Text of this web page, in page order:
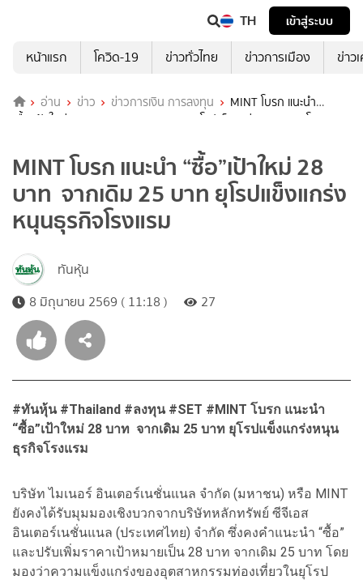
TH
เข้าสู่ระบบ
หน้าแรก
โควิด-19 ข่าวทั่วไทย ข่าวการเมือง ข่าว
อ่าน ข่าว ข่าวการเงิน การลงทุน
MINT โบรก แนะนำ
“ซื้อ”เป้าใหม่ 28 บาท จากเดิม 25 บาท ยุโรปแข็งแกร่งหนุนธุรกิจโรงแรม
MINT โบรก แนะนำ “ซื้อ”เป้าใหม่ 28
บาท จากเดิม 25 บาท ยุโรปแข็งแกร่ง
หนุนธุรกิจโรงแรม
ทันหุ้น
8 มิถุนายน 2569 ( 11:18 )
27
#ทันหุ้น #Thailand #ลงทุน #SET #MINT โบรก แนะนำ
“ซื้อ”เป้าใหม่ 28 บาท จากเดิม 25 บาท ยุโรปแข็งแกร่งหนุน
ธุรกิจโรงแรม
บริษัท ไมเนอร์ อินเตอร์เนชั่นแนล จำกัด (มหาชน) หรือ MINT
ยังคงได้รับมุมมองเชิงบวกจากบริษัทหลักทรัพย์ ซีจีเอส
อินเตอร์เนชั่นแนล (ประเทศไทย) จำกัด ซึ่งคงคำแนะนำ “ซื้อ”
และปรับเพิ่มราคาเป้าหมายเป็น 28 บาท จากเดิม 25 บาท โดย
มองว่าความแข็งแกร่งของอุตสาหกรรมท่องเที่ยวในยุโรป